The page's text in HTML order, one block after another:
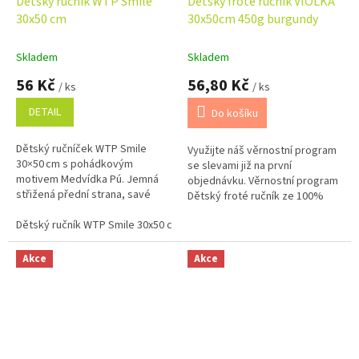
30x50 cm
Skladem
56 Kč / ks
DETAIL
Dětský ručníček WTP Smile
30×50 cm s pohádkovým
motivem Medvídka Pú. Jemná
střižená přední strana, savé
ideální pro každodenní použití.
Dětský ručník WTP Smile 30x50 cm
30x50cm 450g burgundy
Skladem
56,80 Kč / ks
Do košíku
Využijte náš věrnostní program
se slevami již na první
objednávku. Věrnostní program
Dětský froté ručník ze 100%
dobře...
Akce Akce